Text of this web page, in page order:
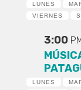
LUNES
VIERNES
3:00 PM
LUNES